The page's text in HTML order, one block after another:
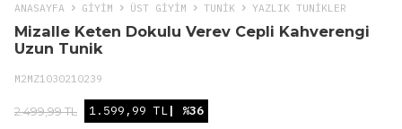
ANASAYFA GIYIM ÜST GİYİM TUNIK YAZLIK TUNIKLER
Mizalle Keten Dokulu Verev Cepli Kahverengi
Uzun Tunik
M2MZ1030210239
2.499,99 TL 1.599,99 TL| %36